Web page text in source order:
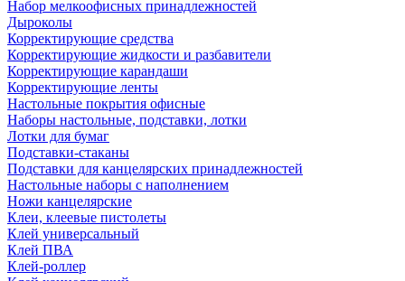
Набор мелкоофисных принадлежностей
Дыроколы
Корректирующие средства
Корректирующие жидкости и разбавители
Корректирующие карандаши
Корректирующие ленты
Настольные покрытия офисные
Наборы настольные, подставки, лотки
Лотки для бумаг
Подставки-стаканы
Подставки для канцелярских принадлежностей
Настольные наборы с наполнением
Ножи канцелярские
Клеи, клеевые пистолеты
Клей универсальный
Клей ПВА
Клей-роллер